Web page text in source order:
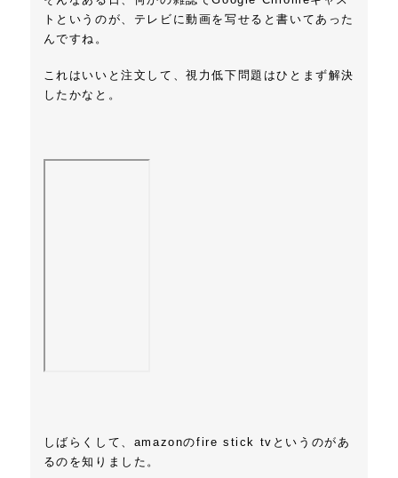
トというのが、テレビに動画を写せると書いてあった
んですね。
これはいいと注文して、視力低下問題はひとまず解決
したかなと。
しばらくして、amazonのfire stick tvというのがあ
るのを知りました。